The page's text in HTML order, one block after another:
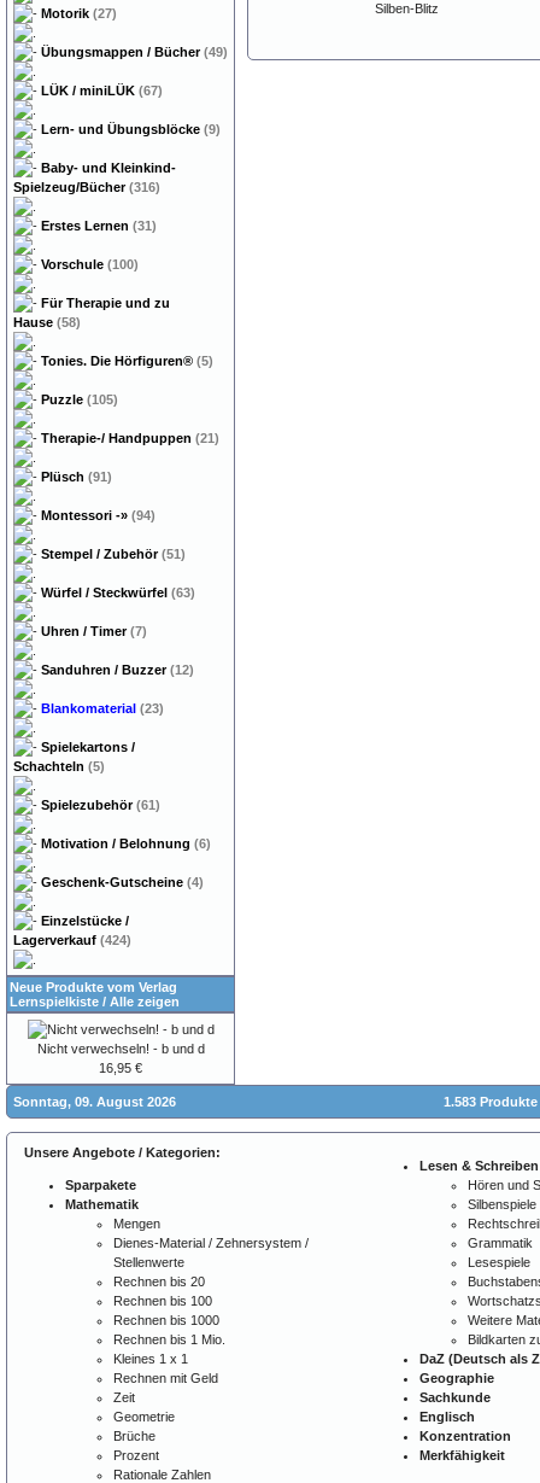
Silben-Blitz
Motorik (27)
Übungsmappen / Bücher(49)
LÜK / miniLÜK (67)
Lern- und Übungsblöcke (9)
Baby- und Kleinkind-
Spielzeug/Bücher(316)
Erstes Lernen (31)
Vorschule (100)
Für Therapie und zu
Hause (58)
Tonies. Die Hörfiguren® (5)
Puzzle (105)
Therapie-/ Handpuppen (21)
Plüsch (91)
Montessori -» (94)
Stempel / Zubehör(51)
Würfel / Steckwürfel (63)
Uhren / Timer(7)
Sanduhren / Buzzer(12)
Blankomaterial (23)
Spielekartons /
Schachteln (5)
Spielezubehör(61)
Motivation / Belohnung (6)
Geschenk-Gutscheine (4)
Einzelstücke /
Lagerverkauf (424)
Neue Produkte vom Verlag
Lernspielkiste / Alle zeigen
Nicht verwechseln! - b und d
16,95 €
Sonntag, 09. August 2026 1.583
Unsere Angebote / Kategorien:
Sparpakete
Mathematik
Mengen
Dienes-Material / Zehnersystem /
Stellenwerte
Rechnen bis 20
Rechnen bis 100
Rechnen bis 1000
Rechnen bis 1 Mio.
Kleines 1 x 1
Rechnen mit Geld
Zeit
Geometrie
Brüche
Prozent
Rationale Zahlen
Lesen & Schreiben
Hören und
Silbenspiele
Grammatik
Lesespiele
Weitere
Bildkarten
DaZ (Deutsch als
Geographie
Sachkunde
Englisch
Konzentration
Merkfähigkeit